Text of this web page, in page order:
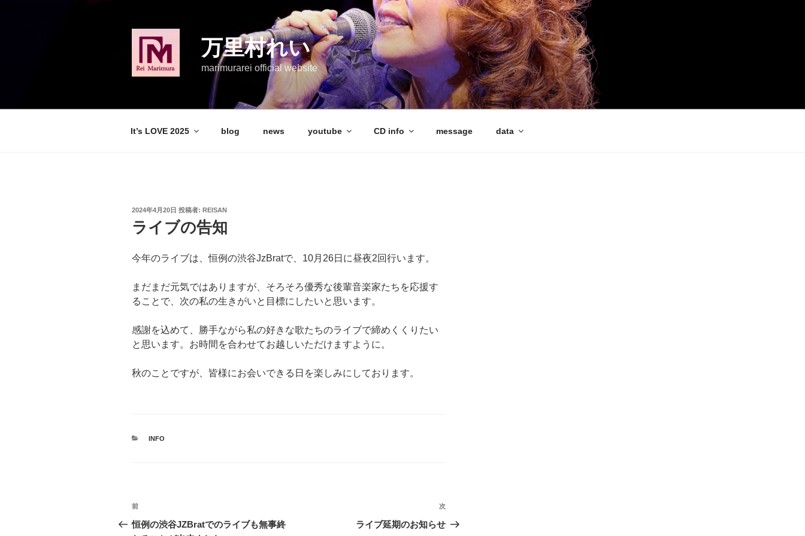
キ
万里村れい
marimurarei official website
It’s LOVE 2025 blog news youtube CD info message data
投
稿
日:
2024年4月20日 投稿者: REISAN
ライブの告知
今年のライブは、恒例の渋谷JzBratで、10月26日に昼夜2回行います。
まだまだ元気ではありますが、そろそろ優秀な後輩音楽家たちを応援す
ることで、次の私の生きがいと目標にしたいと思います。
感謝を込めて、勝手ながら私の好きな歌たちのライブで締めくくりたい
と思います。お時間を合わせてお越しいただけますように。
秋のことですが、皆様にお会いできる日を楽しみにしております。
カINFO
投
稿
前
の
前
恒例の渋谷JZBratでのライブも無事終
の
次
ライブ延期のお知らせ